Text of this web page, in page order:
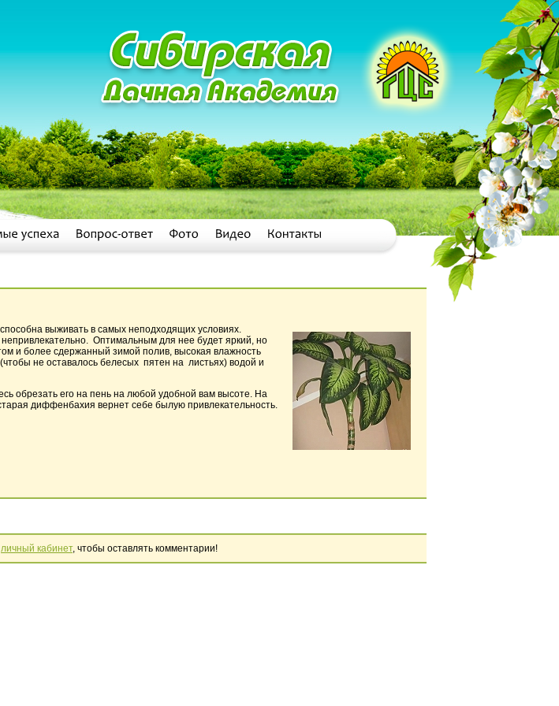
выживать в самых неподходящих условиях.
Оптимальным для нее будет яркий, но
и более сдержанный зимой полив, высокая влажность
не оставалось белесых пятен на листьях) водой и
обрезать его на пень на любой удобной вам высоте. На
диффенбахия вернет себе былую привлекательность.
личный кабинет, чтобы оставлять комментарии!